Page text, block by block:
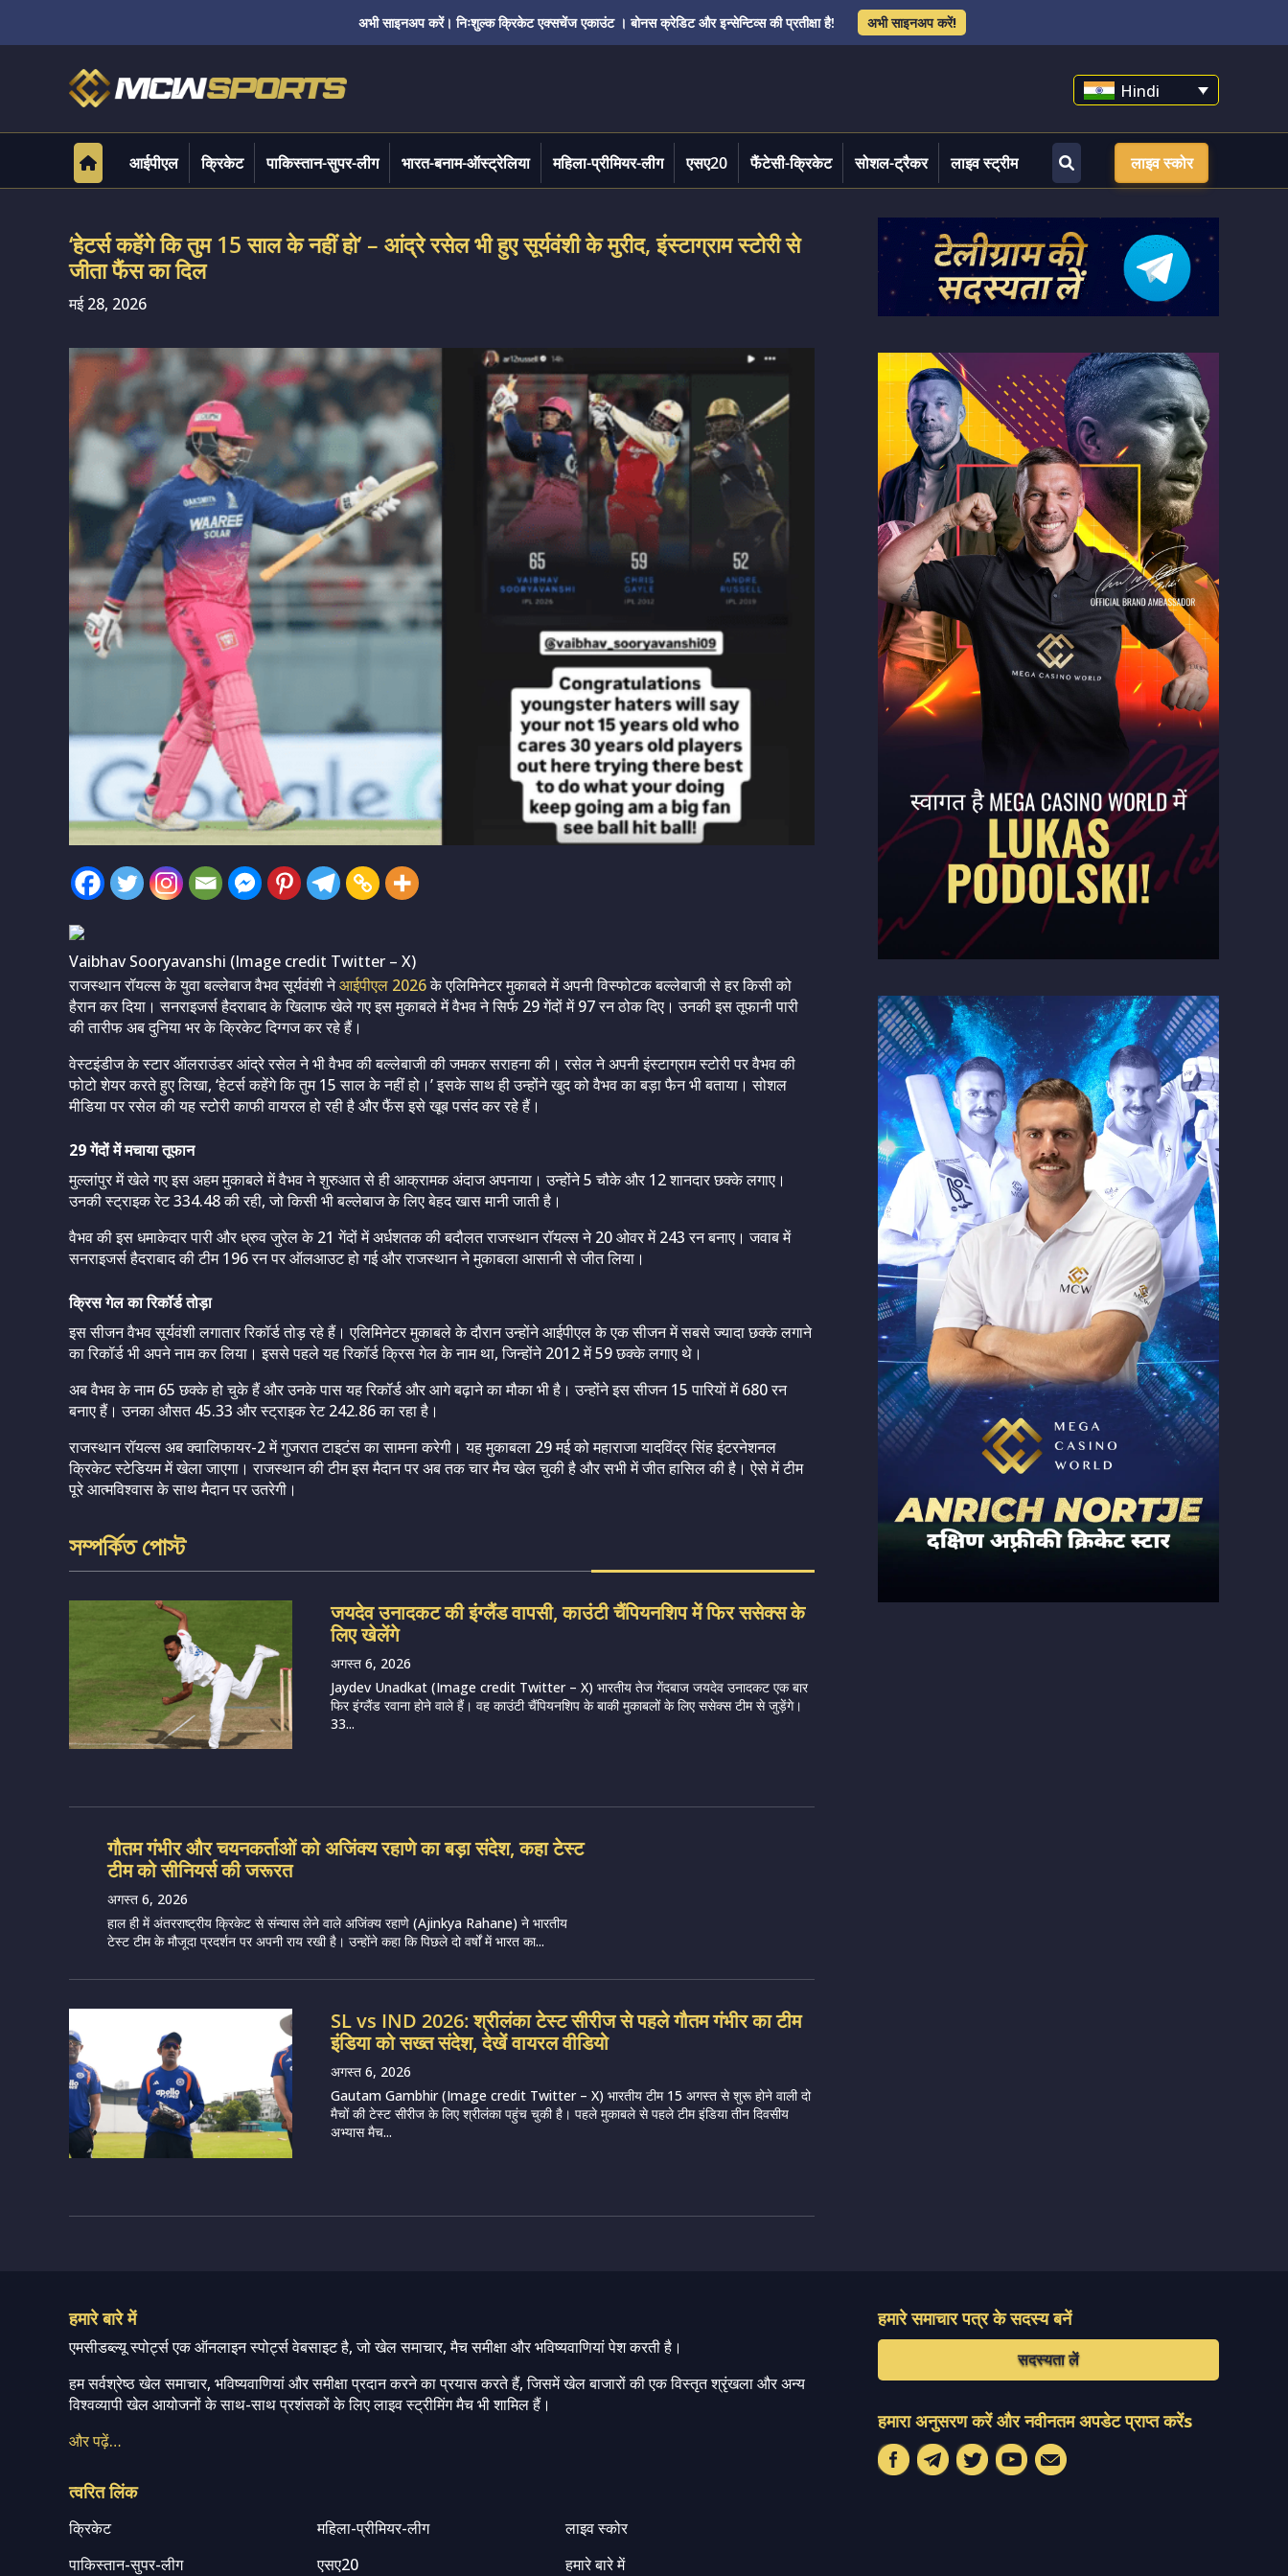
अभी साइनअप करें। निःशुल्क क्रिकेट एक्सचेंज एकाउंट । बोनस क्रेडिट और इन्सेन्टिव्स की प्रतीक्षा है! अभी साइनअप करें!
Hindi
आईपीएल क्रिकेट पाकिस्तान-सुपर-लीग भारत-बनाम-ऑस्ट्रेलिया महिला-प्रीमियर-लीग एसए20 फैंटेसी-क्रिकेट सोशल-ट्रैकर लाइव स्ट्रीम लाइव स्कोर
‘हेटर्स कहेंगे कि तुम 15 साल के नहीं हो’ – आंद्रे रसेल भी हुए सूर्यवंशी के मुरीद, इंस्टाग्राम स्टोरी से
जीता फैंस का दिल
मई 28, 2026
Vaibhav Sooryavanshi (Image credit Twitter – X)
राजस्थान रॉयल्स के युवा बल्लेबाज वैभव सूर्यवंशी नेआईपीएल 2026के एलिमिनेटर मुकाबले में अपनी विस्फोटक बल्लेबाजी से हर किसी को
हैरान कर दिया। सनराइजर्स हैदराबाद के खिलाफ खेले गए इस मुकाबले में वैभव ने सिर्फ 29 गेंदों में 97 रन ठोक दिए। उनकी इस तूफानी पारी
की तारीफ अब दुनिया भर के क्रिकेट दिग्गज कर रहे हैं।
वेस्टइंडीज के स्टार ऑलराउंडर आंद्रे रसेल ने भी वैभव की बल्लेबाजी की जमकर सराहना की। रसेल ने अपनी इंस्टाग्राम स्टोरी पर वैभव की
फोटो शेयर करते हुए लिखा, ‘हेटर्स कहेंगे कि तुम 15 साल के नहीं हो।’ इसके साथ ही उन्होंने खुद को वैभव का बड़ा फैन भी बताया। सोशल
मीडिया पर रसेल की यह स्टोरी काफी वायरल हो रही है और फैंस इसे खूब पसंद कर रहे हैं।
29 गेंदों में मचाया तूफान
मुल्लांपुर में खेले गए इस अहम मुकाबले में वैभव ने शुरुआत से ही आक्रामक अंदाज अपनाया। उन्होंने 5 चौके और 12 शानदार छक्के लगाए।
उनकी स्ट्राइक रेट 334.48 की रही, जो किसी भी बल्लेबाज के लिए बेहद खास मानी जाती है।
वैभव की इस धमाकेदार पारी और ध्रुव जुरेल के 21 गेंदों में अर्धशतक की बदौलत राजस्थान रॉयल्स ने 20 ओवर में 243 रन बनाए। जवाब में
सनराइजर्स हैदराबाद की टीम 196 रन पर ऑलआउट हो गई और राजस्थान ने मुकाबला आसानी से जीत लिया।
क्रिस गेल का रिकॉर्ड तोड़ा
इस सीजन वैभव सूर्यवंशी लगातार रिकॉर्ड तोड़ रहे हैं। एलिमिनेटर मुकाबले के दौरान उन्होंने आईपीएल के एक सीजन में सबसे ज्यादा छक्के लगाने
का रिकॉर्ड भी अपने नाम कर लिया। इससे पहले यह रिकॉर्ड क्रिस गेल के नाम था, जिन्होंने 2012 में 59 छक्के लगाए थे।
अब वैभव के नाम 65 छक्के हो चुके हैं और उनके पास यह रिकॉर्ड और आगे बढ़ाने का मौका भी है। उन्होंने इस सीजन 15 पारियों में 680 रन
बनाए हैं। उनका औसत 45.33 और स्ट्राइक रेट 242.86 का रहा है।
राजस्थान रॉयल्स अब क्वालिफायर-2 में गुजरात टाइटंस का सामना करेगी। यह मुकाबला 29 मई को महाराजा यादविंद्र सिंह इंटरनेशनल
क्रिकेट स्टेडियम में खेला जाएगा। राजस्थान की टीम इस मैदान पर अब तक चार मैच खेल चुकी है और सभी में जीत हासिल की है। ऐसे में टीम
पूरे आत्मविश्वास के साथ मैदान पर उतरेगी।
সম্পর্কিত পোস্ট
जयदेव उनादकट की इंग्लैंड वापसी, काउंटी चैंपियनशिप में फिर ससेक्स के
लिए खेलेंगे
अगस्त 6, 2026
Jaydev Unadkat (Image credit Twitter – X) भारतीय तेज गेंदबाज जयदेव उनादकट एक बार
फिर इंग्लैंड रवाना होने वाले हैं। वह काउंटी चैंपियनशिप के बाकी मुकाबलों के लिए ससेक्स टीम से जुड़ेंगे।
33...
गौतम गंभीर और चयनकर्ताओं को अजिंक्य रहाणे का बड़ा संदेश, कहा टेस्ट
टीम को सीनियर्स की जरूरत
अगस्त 6, 2026
हाल ही में अंतरराष्ट्रीय क्रिकेट से संन्यास लेने वाले अजिंक्य रहाणे (Ajinkya Rahane) ने भारतीय
टेस्ट टीम के मौजूदा प्रदर्शन पर अपनी राय रखी है। उन्होंने कहा कि पिछले दो वर्षों में भारत का...
SL vs IND 2026: श्रीलंका टेस्ट सीरीज से पहले गौतम गंभीर का टीम
इंडिया को सख्त संदेश, देखें वायरल वीडियो
अगस्त 6, 2026
Gautam Gambhir (Image credit Twitter – X) भारतीय टीम 15 अगस्त से शुरू होने वाली दो
मैचों की टेस्ट सीरीज के लिए श्रीलंका पहुंच चुकी है। पहले मुकाबले से पहले टीम इंडिया तीन दिवसीय
अभ्यास मैच...
हमारे बारे में
एमसीडब्ल्यू स्पोर्ट्स एक ऑनलाइन स्पोर्ट्स वेबसाइट है, जो खेल समाचार, मैच समीक्षा और भविष्यवाणियां पेश करती है।
हम सर्वश्रेष्ठ खेल समाचार, भविष्यवाणियां और समीक्षा प्रदान करने का प्रयास करते हैं, जिसमें खेल बाजारों की एक विस्तृत श्रृंखला और अन्य
विश्वव्यापी खेल आयोजनों के साथ-साथ प्रशंसकों के लिए लाइव स्ट्रीमिंग मैच भी शामिल हैं।
और पढ़ें…
त्वरित लिंक
क्रिकेट महिला-प्रीमियर-लीग
लाइव स्कोर
पाकिस्तान-सुपर-लीग
एसए20 हमारे बारे में
हमारे समाचार पत्र के सदस्य बनें
सदस्यता लें
हमारा अनुसरण करें और नवीनतम अपडेट प्राप्त करेंs